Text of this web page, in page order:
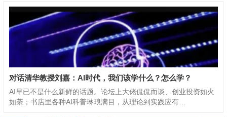
对话清华教授刘嘉：AI时代，我们该学什么？怎么学？
AI早已不是什么新鲜的话题。论坛上大佬侃侃而谈、创业投资如火
如荼；书店里各种AI科普琳琅满目，从理论到实践应有…